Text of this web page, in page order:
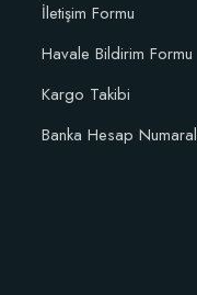
İletişim Formu
Havale Bildirim Formu
Kargo Takibi
Banka Hesap